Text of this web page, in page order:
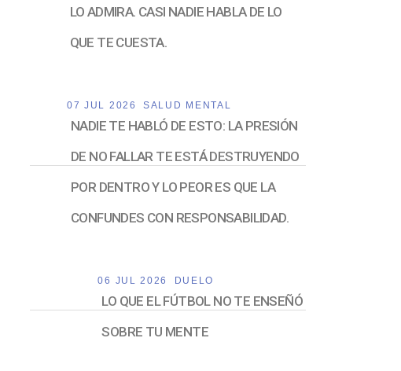
LO ADMIRA. CASI NADIE HABLA DE LO
QUE TE CUESTA.
07 JUL 2026 SALUD MENTAL
NADIE TE HABLÓ DE ESTO: LA PRESIÓN
DE NO FALLAR TE ESTÁ DESTRUYENDO
POR DENTRO Y LO PEOR ES QUE LA
CONFUNDES CON RESPONSABILIDAD.
06 JUL 2026 DUELO
LO QUE EL FÚTBOL NO TE ENSEÑÓ
SOBRE TU MENTE